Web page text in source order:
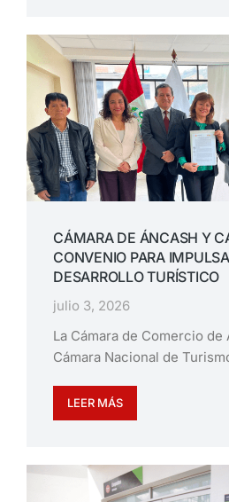
CÁMARA DE ÁNCASH Y
CONVENIO PARA
DESARROLLO TURÍSTICO
julio 3, 2026
La Cámara de Comercio de
Cámara Nacional de
LEER MÁS